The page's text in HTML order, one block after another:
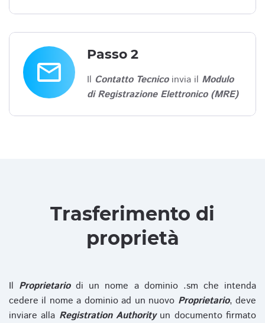
email
Passo 2
Il Contatto Tecnicoinvia il Modulo
di Registrazione Elettronico (MRE)
Trasferimento di
proprietà
Il Proprietariodi un nome a dominio .sm che intenda
cedere il nome a dominio ad un nuovo Proprietario, deve
inviare alla Registration Authorityun documento firmato